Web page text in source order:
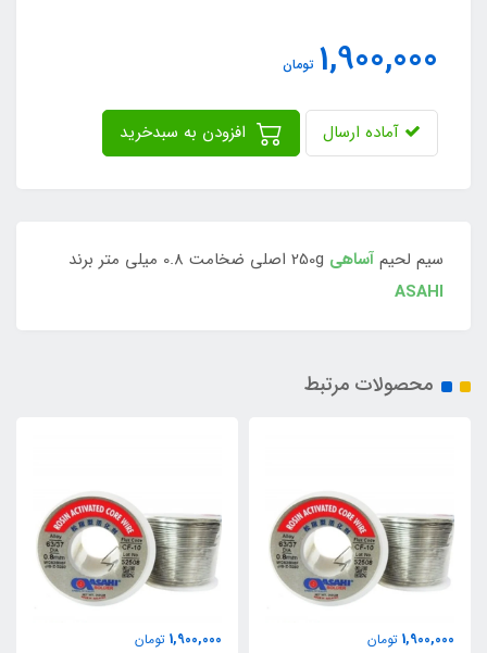
1,900,000 تومان
آماده ارسال
سیم لحیم آساهی 250g اصلی ضخامت 0.8 میلی متر برند
ASAHI
محصولات مرتبط
1,900,000 تومان
1,900,000 تومان